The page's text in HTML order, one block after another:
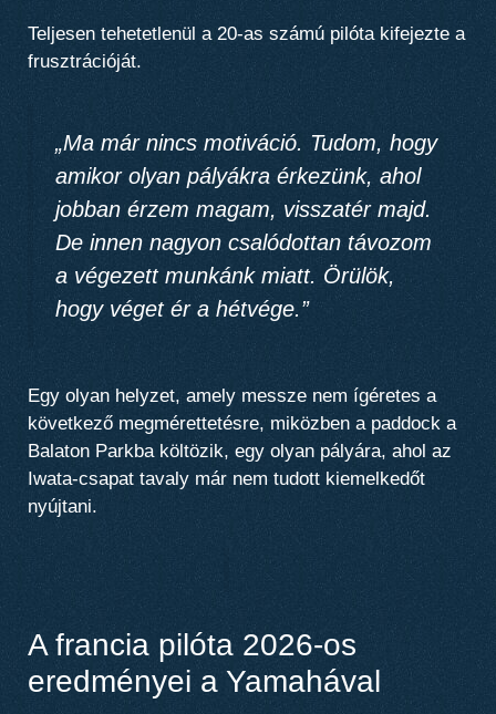
Teljesen tehetetlenül a 20-as számú pilóta kifejezte a
frusztrációját.
„Ma már nincs motiváció. Tudom, hogy
amikor olyan pályákra érkezünk, ahol
jobban érzem magam, visszatér majd.
De innen nagyon csalódottan távozom
a végezett munkánk miatt. Örülök,
hogy véget ér a hétvége.”
Egy olyan helyzet, amely messze nem ígéretes a
következő megmérettetésre, miközben a paddock a
Balaton Parkba költözik, egy olyan pályára, ahol az
Iwata-csapat tavaly már nem tudott kiemelkedőt
nyújtani.
A francia pilóta 2026-os
eredményei a Yamahával